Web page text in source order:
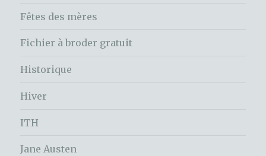
Fêtes des mères
Fichier à broder gratuit
Historique
Hiver
ITH
Jane Austen